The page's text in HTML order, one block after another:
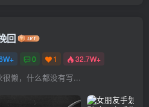
回
0 1 32.7W+
很懒，什么都没有写...